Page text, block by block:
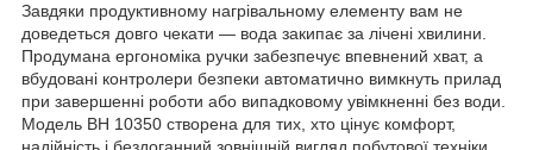
Завдяки продуктивному нагрівальному елементу вам не
доведеться довго чекати — вода закипає за лічені хвилини.
Продумана ергономіка ручки забезпечує впевнений хват, а
вбудовані контролери безпеки автоматично вимкнуть прилад
при завершенні роботи або випадковому увімкненні без води.
Модель BH 10350 створена для тих, хто цінує комфорт,